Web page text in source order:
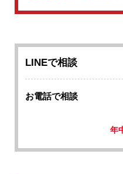
LINEで相談
お電話で相談
年